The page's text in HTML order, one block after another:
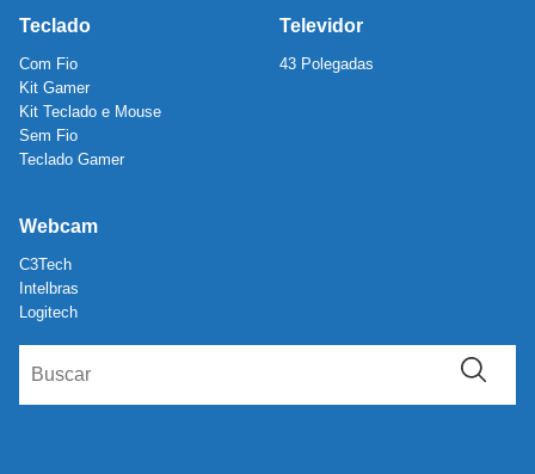
Teclado
Com Fio
Kit Gamer
Kit Teclado e Mouse
Sem Fio
Teclado Gamer
Televidor
43 Polegadas
Webcam
C3Tech
Intelbras
Logitech